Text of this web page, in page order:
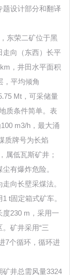
设计部分和翻译
东荣二矿位于黑
走向（东西）长平
，井田水平面积
，平均倾角
Mt，可采储量
质条件简单。表
m3/h，最大涌
质牌号为长焰
属低瓦斯矿井；
有爆炸危险。
向长壁采煤法。
t固定箱式矿车。
230 m，采用一
矿井采用“三
7个循环，循环进
井总需风量3324